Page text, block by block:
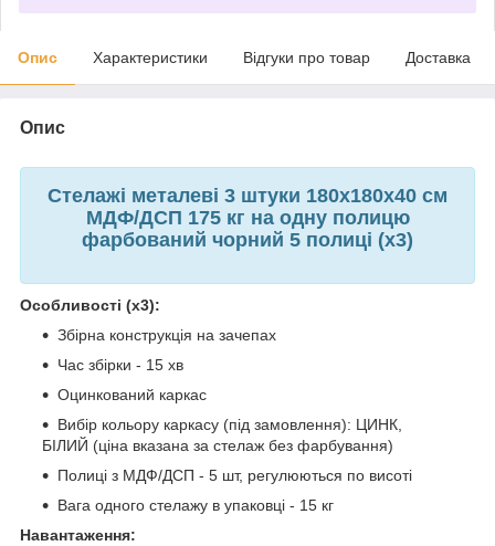
Опис Характеристики Відгуки про товар Доставка
Опис
Стелажі металеві 3 штуки 180х180х40 см
МДФ/ДСП 175 кг на одну полицю
фарбований чорний 5 полиці (х3)
Особливості (х3):
Збірна конструкція на зачепах
Час збірки - 15 хв
Оцинкований каркас
Вибір кольору каркасу (під замовлення): ЦИНК,
БІЛИЙ (ціна вказана за стелаж без фарбування)
Полиці з МДФ/ДСП - 5 шт, регулюються по висоті
Вага одного стелажу в упаковці - 15 кг
Навантаження: